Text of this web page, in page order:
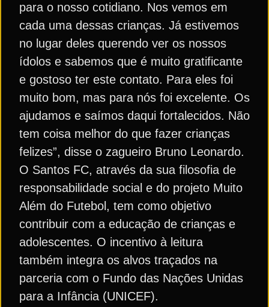
para o nosso cotidiano. Nos vemos em
cada uma dessas crianças. Já estivemos
no lugar deles querendo ver os nossos
ídolos e sabemos que é muito gratificante
e gostoso ter este contato. Para eles foi
muito bom, mas para nós foi excelente. Os
ajudamos e saímos daqui fortalecidos. Não
tem coisa melhor do que fazer crianças
felizes”, disse o zagueiro Bruno Leonardo.
O Santos FC, através da sua filosofia de
responsabilidade social e do projeto Muito
Além do Futebol, tem como objetivo
contribuir com a educação de crianças e
adolescentes. O incentivo à leitura
também integra os alvos traçados na
parceria com o Fundo das Nações Unidas
para a Infância (UNICEF).